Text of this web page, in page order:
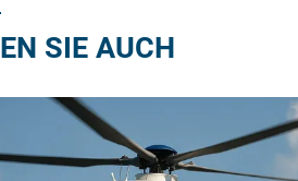
SIE AUCH